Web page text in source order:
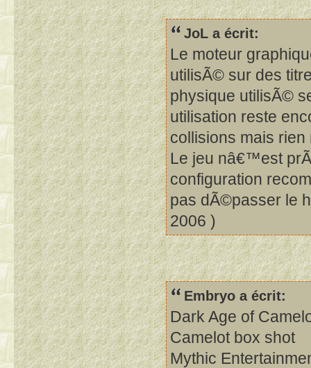
JoL a écrit:
Le moteur
utilisÃ© sur des
physique utilisÃ©
utilisation reste
collisions mais
Le jeu nâ€™est
configuration
pas dÃ©passer le
2006 )
Embryo a écrit:
Dark Age of
Camelot box shot
Mythic